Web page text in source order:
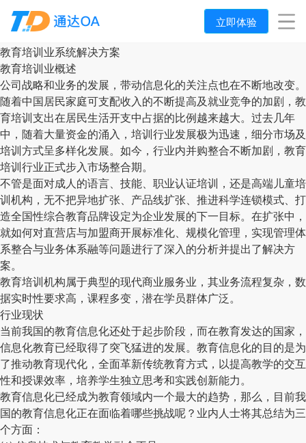
立即体验
教育培训业系统解决方案
教育培训业概述
公司战略和业务的发展，带动信息化的关注点也在不断地改变。
随着中国居民家庭可支配收入的不断提高及就业竞争的加剧，教
育培训支出在居民生活开支中占据的比例越来越大。过去几年
中，随着大量资金的涌入，培训行业发展极为迅速，细分市场及
培训方式呈多样化发展。如今，行业内并购整合不断加剧，教育
培训行业正式步入市场整合期。
不管是面对成人的语言、技能、职业认证培训，还是高端儿童培
训机构，无不把异地扩张、产品线扩张、推进科学连锁模式、打
造全国性综合教育品牌设定为企业发展的下一目标。在扩张中，
就如何对直营店与加盟商开展标准化、规模化管理，实现管理体
系整合与业务体系融等问题进行了深入的分析并提出了解决方
案。
教育培训机构属于典型的现代商业服务业，其业务流程复杂，数
据实时性要求高，课程多变，潜在学员群体广泛。
行业现状
当前我国的教育信息化还处于起步阶段，而在教育发达的国家，
信息化教育已经取得了突飞猛进的发展。教育信息化的目的是为
了推动教育现代化，全面革新传统教育方式，以提高教学的交互
性和授课效率，培养学生独立思考和实践创新能力。
教育信息化已经成为教育领域内一个最大的趋势，那么，目前我
国的教育信息化正在面临着哪些挑战呢？业内人士将其总结为三
个方面：